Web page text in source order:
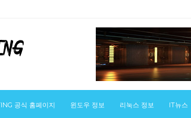
공식 홈페이지 윈도우 정보 리눅스 정보 IT뉴스